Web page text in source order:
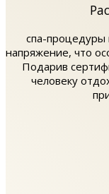
спа-процедуры
напряжение, что
Подарив
человеку